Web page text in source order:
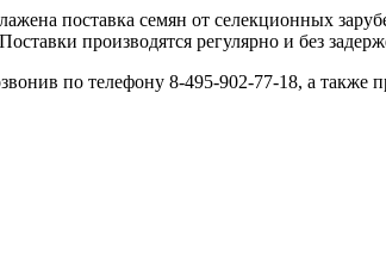
поставка семян от селекционных
производятся регулярно и без
по телефону 8-495-902-77-18, а также